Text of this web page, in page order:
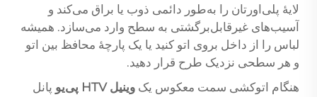
لایهٔ پلی‌اورتان را به‌طور دائمی ذوب یا براق می‌کند و
آسیب‌های غیرقابل‌برگشتی به سطح وارد می‌سازد. همیشه
لباس را از داخل بروی اتو کنید یا یک پارچهٔ محافظ بین اتو
و هر سطحی نزدیک طرح قرار دهید.
هنگام اتوکشی سمت معکوس یک وینیل HTV پی‌یو
پانل